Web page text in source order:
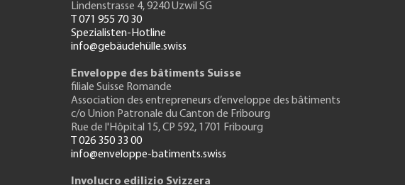
Lindenstrasse 4, 9240 Uzwil SG
T 071 955 70 30
Spezialisten-Hotline
info@gebäudehülle.swiss
Enveloppe des bâtiments Suisse
filiale Suisse Romande
Association des entrepreneurs d’enveloppe des bâtiments
c/o Union Patronale du Canton de Fribourg
Rue de l'Hôpital 15, CP 592, 1701 Fribourg
T 026 350 33 00
info@enveloppe-batiments.swiss
Involucro edilizio Svizzera